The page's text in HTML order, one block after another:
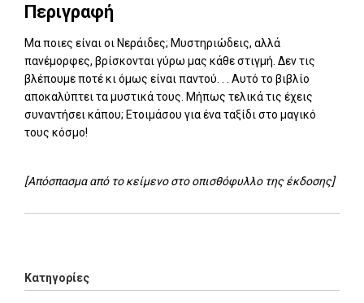
Περιγραφή
Μα ποιες είναι οι Νεράιδες; Μυστηριώδεις, αλλά
πανέμορφες, βρίσκονται γύρω μας κάθε στιγμή. Δεν τις
βλέπουμε ποτέ κι όμως είναι παντού. . . Αυτό το βιβλίο
αποκαλύπτει τα μυστικά τους. Μήπως τελικά τις έχεις
συναντήσει κάπου; Ετοιμάσου για ένα ταξίδι στο μαγικό
τους κόσμο!
[Απόσπασμα από το κείμενο στο οπισθόφυλλο της έκδοσης]
Κατηγορίες